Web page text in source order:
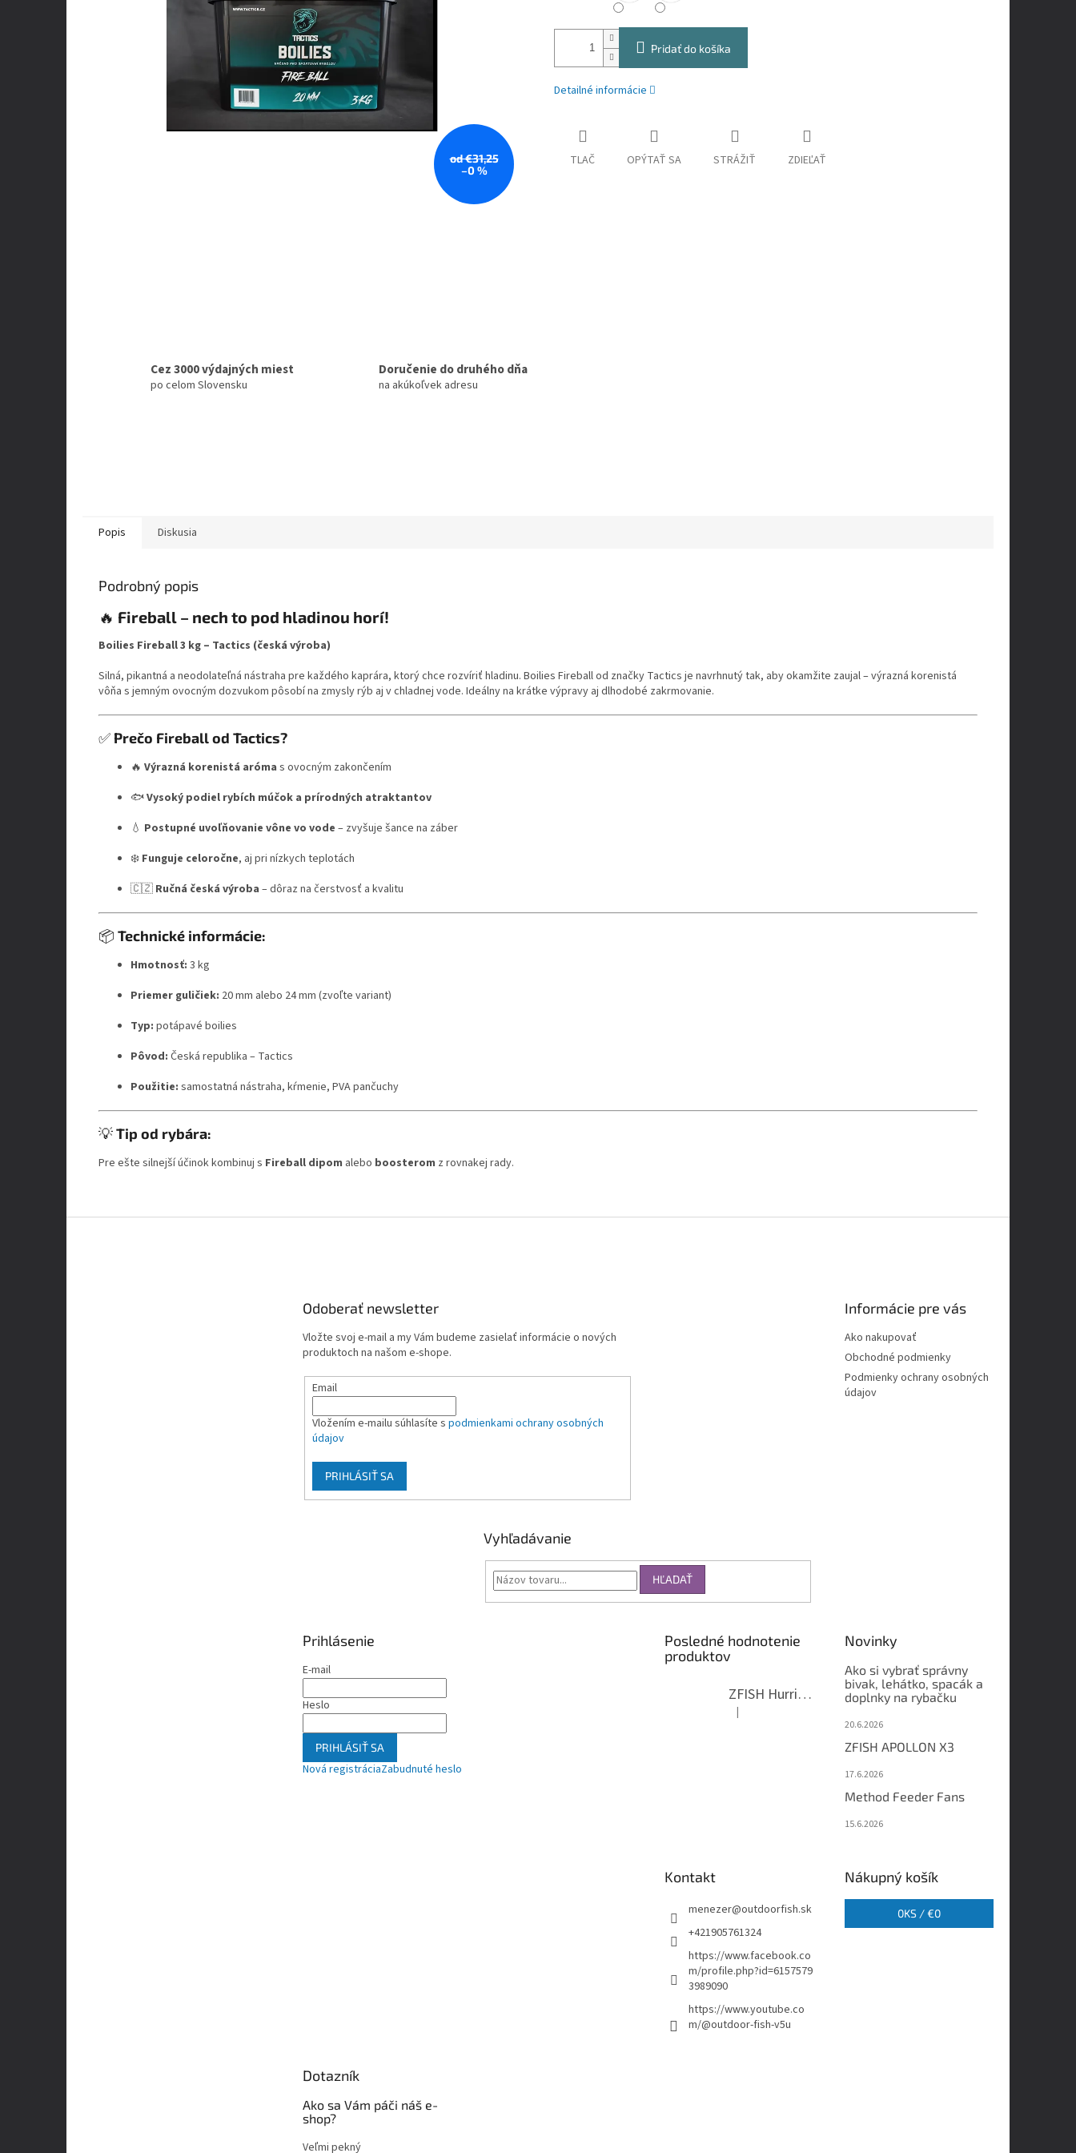
od €31,25
–0 %
Pridať do košíka
Detailné informácie
TLAČ OPÝTAŤ SA STRÁŽIŤ ZDIEĽAŤ
Cez 3000 výdajných miest
po celom Slovensku
Doručenie do druhého dňa
na akúkoľvek adresu
Popis Diskusia
Podrobný popis
🔥 Fireball – nech to pod hladinou horí!
Boilies Fireball 3 kg – Tactics (česká výroba)
Silná, pikantná a neodolateľná nástraha pre každého kaprára, ktorý chce rozvíriť hladinu. Boilies Fireball od značky Tactics je navrhnutý tak, aby okamžite zaujal – výrazná korenistá
vôňa s jemným ovocným dozvukom pôsobí na zmysly rýb aj v chladnej vode. Ideálny na krátke výpravy aj dlhodobé zakrmovanie.
✅ Prečo Fireball od Tactics?
🔥 Výrazná korenistá aróma s ovocným zakončením
🐟Vysoký podiel rybích múčok a prírodných atraktantov
💧 Postupné uvoľňovanie vône vo vode – zvyšuje šance na záber
❄️ Funguje celoročne, aj pri nízkych teplotách
🇨🇿 Ručná česká výroba – dôraz na čerstvosť a kvalitu
📦 Technické informácie:
Hmotnosť: 3 kg
Priemer guličiek: 20 mm alebo 24 mm (zvoľte variant)
Typ: potápavé boilies
Pôvod: Česká republika – Tactics
Použitie: samostatná nástraha, kŕmenie, PVA pančuchy
💡Tip od rybára:
Pre ešte silnejší účinok kombinuj s Fireball dipom alebo boosterom z rovnakej rady.
Odoberať newsletter
Vložte svoj e-mail a my Vám budeme zasielať informácie o nových
produktoch na našom e-shope.
Email
Vložením e-mailu súhlasíte s podmienkami ochrany osobných
údajov
PRIHLÁSIŤ SA
Informácie pre vás
Ako nakupovať
Obchodné podmienky
Podmienky ochrany osobných
údajov
Vyhľadávanie
HĽADAŤ
Prihlásenie
E-mail
Heslo
PRIHLÁSIŤ SA
Nová registráciaZabudnuté heslo
Posledné hodnotenie
produktov
ZFISH Hurricane Camo Kreslo
Hodnotenie produktu je 5 z 5 hviezdičiek.
|
Novinky
Ako si vybrať správny
bivak, lehátko, spacák a
doplnky na rybačku
20.6.2026
ZFISH APOLLON X3
17.6.2026
Method Feeder Fans
15.6.2026
Kontakt
menezer@outdoorfish.sk
+421905761324
https://www.facebook.co
m/profile.php?id=6157579
3989090
https://www.youtube.co
m/@outdoor-fish-v5u
Nákupný košík
0KS /€0
Dotazník
Ako sa Vám páči náš e-
shop?
Veľmi pekný